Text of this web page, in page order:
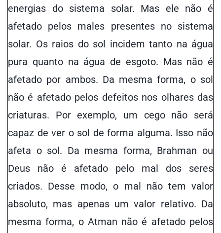
energias do sistema solar. Mas ele não é
afetado pelos males presentes no sistema
solar. Os raios do sol incidem tanto na água
pura quanto na água de esgoto. Mas não é
afetado por ambos. Da mesma forma, o sol
não é afetado pelos defeitos nos olhares das
criaturas. Por exemplo, um cego não será
capaz de ver o sol de forma alguma. Isso não
afeta o sol. Da mesma forma, Brahman ou
Deus não é afetado pelo mal dos seres
criados. Desse modo, o mal não tem valor
absoluto, mas apenasum valor relativo. Da
mesma forma, o Atman não é afetado pelos